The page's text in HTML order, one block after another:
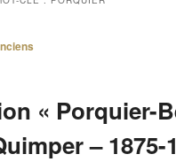
« Porquier-
– 1875-